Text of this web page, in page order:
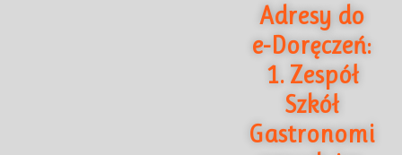
Adresy do
e-Doręczeń:
1. Zespół
Szkół
Gastronomi